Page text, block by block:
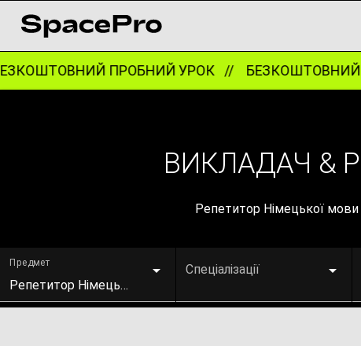
ПРОБНИЙ УРОК //БЕЗКОШТОВНИЙ
ВИКЛАДАЧ &
Репетитор Німецької мови
Предмет
Репетитор Німецької мови
Спеціалізації